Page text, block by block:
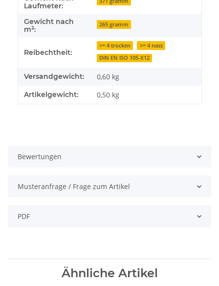
Laufmeter:
Gewicht nach
m²:
265 gramm
Reibechtheit:
>= 4 trocken
>= 4 nass
DIN EN ISO 105-X12
Versandgewicht: 0,60 kg
Artikelgewicht: 0,50 kg
Bewertungen
Musteranfrage / Frage zum Artikel
PDF
Ähnliche Artikel